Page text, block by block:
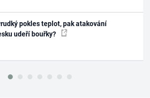
pokles teplot, pak atakování
udeří bouřky?